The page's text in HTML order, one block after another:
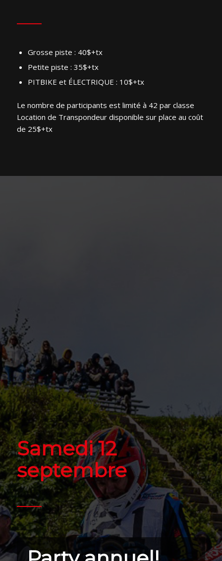
Grosse piste : 40$+tx
Petite piste : 35$+tx
PITBIKE et ÉLECTRIQUE : 10$+tx
Le nombre de participants est limité à 42 par classe
Location de Transpondeur disponible sur place au coût
de 25$+tx
Samedi 12
septembre